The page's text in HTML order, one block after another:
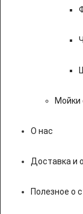
Мойки
О нас
Доставка и
Полезное о